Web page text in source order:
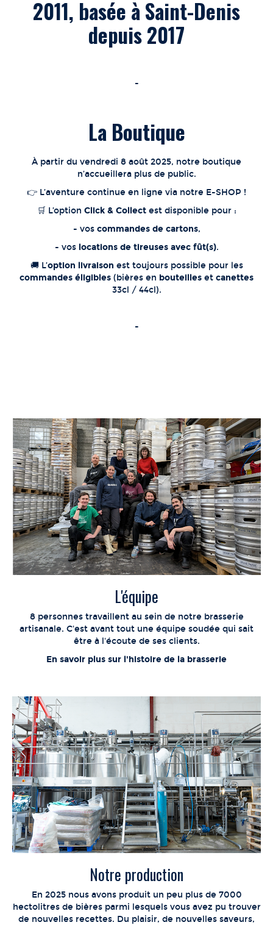
FABRICATION DE LA BIÈRE
2011, basée à Saint-Denis
depuis 2017
-
La Boutique
À partir du vendredi 8 août 2025, notre boutique
n’accueillera plus de public.
👉 L’aventure continue en ligne via notre E-SHOP !
🛒 L’option Click & Collectest disponible pour :
- vos commandes de cartons,
- vos locations de tireuses avec fût(s).
🚚 L’option livraison est toujours possible pour les
commandes éligibles (bières en bouteilles et canettes
33cl / 44cl).
-
L'équipe
8 personnes travaillent au sein de notre brasserie
artisanale. C'est avant tout une équipe soudée qui sait
être à l'écoute de ses clients.
En savoir plus sur l'histoire de la brasserie
Notre production
En 2025 nous avons produit un peu plus de 7000
hectolitres de bières parmi lesquels vous avez pu trouver
de nouvelles recettes. Du plaisir, de nouvelles saveurs,